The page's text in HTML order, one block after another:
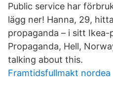
Public service har
lägg ner! Hanna, 29,
propaganda – i sitt
Propaganda, Hell,
talking about this.
Framtidsfullmakt nordea